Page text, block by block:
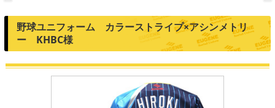
野球ユニフォーム カラーストライプ×アシンメトリ
ー KHBC様